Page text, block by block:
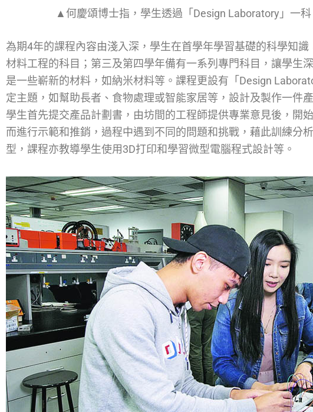
▲何慶頌博士指，學生透過「Design Laboratory」一
為期4年的課程內容由淺入深，學生在首學年學習基礎的科學知
材料工程的科目；第三及第四學年備有一系列專門科目，讓學生
是一些嶄新的材料，如納米材料等。課程更設有「Design
定主題，如幫助長者、食物處理或智能家居等，設計及製作一件
學生首先提交產品計劃書，由坊間的工程師提供專業意見後，開
而進行示範和推銷，過程中遇到不同的問題和挑戰，藉此訓練分
型，課程亦教導學生使用3D打印和學習微型電腦程式設計等。